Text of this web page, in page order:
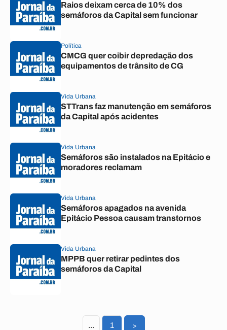
Raios deixam cerca de 10% dos
semáforos da Capital sem funcionar
Política
CMCG quer coibir depredação dos
equipamentos de trânsito de CG
Vida Urbana
STTrans faz manutenção em semáforos
da Capital após acidentes
Vida Urbana
Semáforos são instalados na Epitácio e
moradores reclamam
Vida Urbana
Semáforos apagados na avenida
Epitácio Pessoa causam transtornos
Vida Urbana
MPPB quer retirar pedintes dos
semáforos da Capital
... 1 >